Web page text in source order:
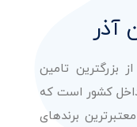
آذر
بزرگترین تامین
کشور است که
برندهای